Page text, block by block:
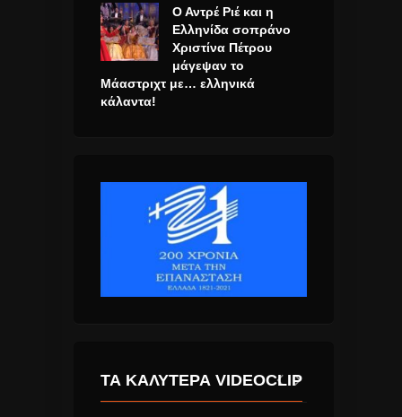
Ο Αντρέ Ριέ και η
Ελληνίδα σοπράνο
Χριστίνα Πέτρου
μάγεψαν το
Μάαστριχτ με… ελληνικά
κάλαντα!
ΤΑ ΚΑΛΎΤΕΡΑ VIDEOCLIP